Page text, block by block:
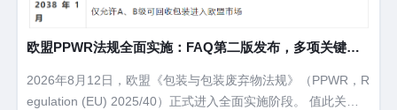
欧盟PPWR法规全面实施：FAQ第二版发布，多项关键问
2026年8月12日，欧盟《包装与包装废弃物法规》（PPWR，R
egulation (EU) 2025/40）正式进入全面实施阶段。 值此关键